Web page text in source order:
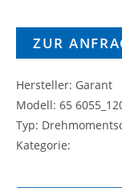
ZUR
Hersteller: Garant
Modell: 65
Typ:
Kategorie: